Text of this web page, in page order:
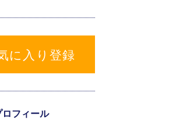
に入り登録
ロフィール